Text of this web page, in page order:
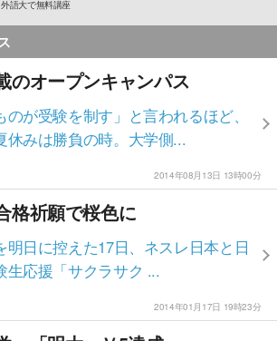
語大で無料講座
のオープンキャンパス
が受験を制す」と言われるほど、
休みは勝負の時。大学側...
2014年08月13日 13時00分
格祈願で桜色に
日に控えた17日、ネスレ日本と日
生応援「サクラサク ...
2014年01月17日 19時23分